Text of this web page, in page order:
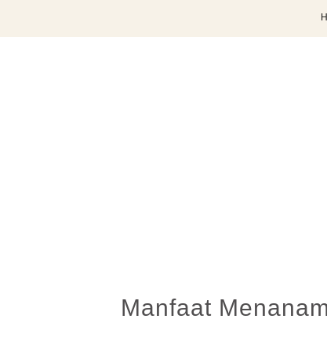
Manfaat